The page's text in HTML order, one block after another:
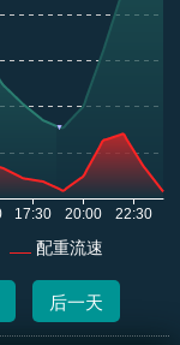
配重流速
后一天